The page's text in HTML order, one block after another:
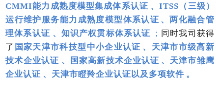
CMMI能力成熟度模型集成体系认证、ITSS（三级）
运行维护服务能力成熟度模型体系认证、两化融合管
理体系认证、知识产权贯标体系认证 ； 同时我司获得
了 国家天津市科技型中小企业认证、天津市市级高新
技术企业认证、国家高新技术企业认证、天津市雏鹰
企业认证、天津市瞪羚企业认证以及多项软件。